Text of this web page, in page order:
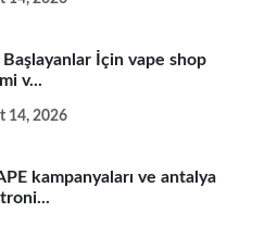
Başlayanlar İçin vape shop
v...
14, 2026
kampanyaları ve antalya